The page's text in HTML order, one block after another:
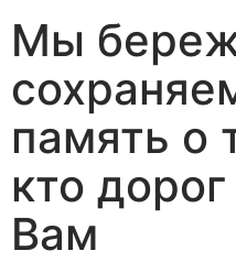
Мы
память о
кто
Вам